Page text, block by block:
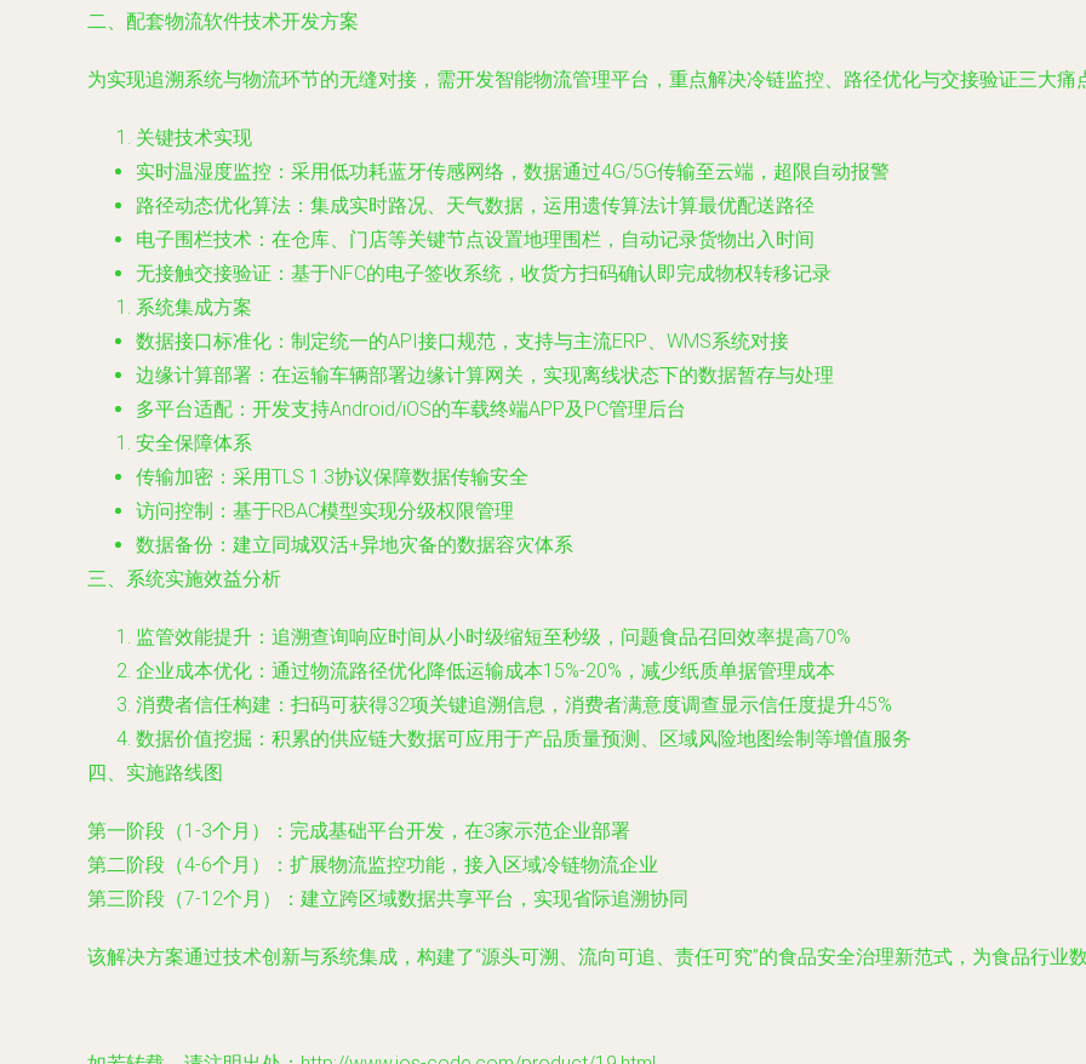
二、配套物流软件技术开发方案
为实现追溯系统与物流环节的无缝对接，需开发智能物流管理平台，重点解决冷链监控、路径优化与交接验证三大痛
关键技术实现
实时温湿度监控：采用低功耗蓝牙传感网络，数据通过4G/5G传输至云端，超限自动报警
路径动态优化算法：集成实时路况、天气数据，运用遗传算法计算最优配送路径
电子围栏技术：在仓库、门店等关键节点设置地理围栏，自动记录货物出入时间
无接触交接验证：基于NFC的电子签收系统，收货方扫码确认即完成物权转移记录
系统集成方案
数据接口标准化：制定统一的API接口规范，支持与主流ERP、WMS系统对接
边缘计算部署：在运输车辆部署边缘计算网关，实现离线状态下的数据暂存与处理
多平台适配：开发支持Android/iOS的车载终端APP及PC管理后台
安全保障体系
传输加密：采用TLS 1.3协议保障数据传输安全
访问控制：基于RBAC模型实现分级权限管理
数据备份：建立同城双活+异地灾备的数据容灾体系
三、系统实施效益分析
监管效能提升：追溯查询响应时间从小时级缩短至秒级，问题食品召回效率提高70%
企业成本优化：通过物流路径优化降低运输成本15%-20%，减少纸质单据管理成本
消费者信任构建：扫码可获得32项关键追溯信息，消费者满意度调查显示信任度提升45%
数据价值挖掘：积累的供应链大数据可应用于产品质量预测、区域风险地图绘制等增值服务
四、实施路线图
第一阶段（1-3个月）：完成基础平台开发，在3家示范企业部署
第二阶段（4-6个月）：扩展物流监控功能，接入区域冷链物流企业
第三阶段（7-12个月）：建立跨区域数据共享平台，实现省际追溯协同
该解决方案通过技术创新与系统集成，构建了“源头可溯、流向可追、责任可究”的食品安全治理新范式，为食品行业